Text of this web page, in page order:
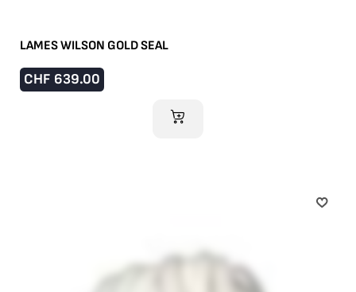
LAMES WILSON GOLD SEAL
CHF 639.00
AJOUTER AU PANIER